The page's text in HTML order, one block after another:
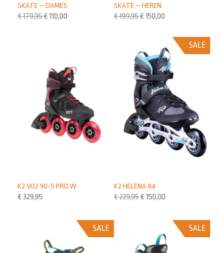
SKATE – HEREN
€199,95€ 150,00
SKATE – DAMES
€179,95€ 110,00
SALE
K2 HELENA 84
€229,95€ 150,00
K2 VO2 90-S PRO W
€ 329,95
SALE
SALE